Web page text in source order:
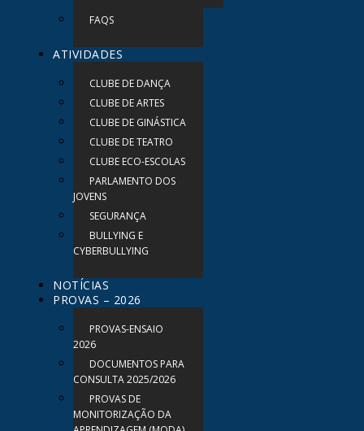
FAQS
ATIVIDADES
CLUBE DE DANÇA
CLUBE DE ARTES
CLUBE DE GINÁSTICA
CLUBE DE TEATRO
CLUBE ECO-ESCOLAS
PARLAMENTO DOS
JOVENS
SEGURANÇA
BULLYING E
CYBERBULLYING
NOTÍCIAS
PROVAS – 2026
PROVAS-ENSAIO
2026
DOCUMENTOS PARA
CONSULTA 2025/2026
PROVAS DE
MONITORIZAÇÃO DA